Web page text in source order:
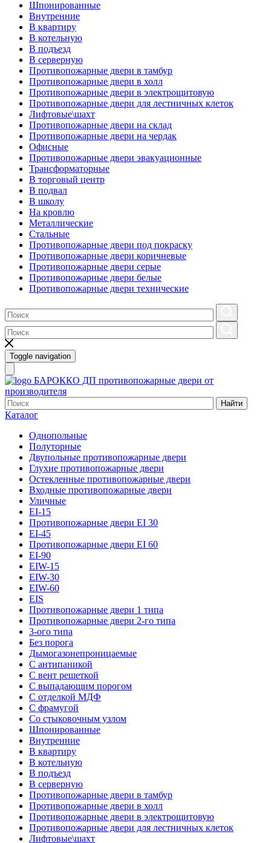
Шпонированные
Внутренние
В квартиру
В котельную
В подъезд
В серверную
Противопожарные двери в тамбур
Противопожарные двери в холл
Противопожарные двери в электрощитовую
Противопожарные двери для лестничных клеток
Лифтовые\шахт
Противопожарные двери на склад
Противопожарные двери на чердак
Офисные
Противопожарные двери эвакуационные
Трансформаторные
В торговый центр
В подвал
В школу
На кровлю
Металлические
Стальные
Противопожарные двери под покраску
Противопожарные двери коричневые
Противопожарные двери серые
Противопожарные двери белые
Противопожарные двери технические
Toggle navigation
БАРОККО ДП противопожарные двери от
производителя
Найти
Каталог
Однопольные
Полуторные
Двупольные противопожарные двери
Глухие противопожарные двери
Остекленные противопожарные двери
Входные противопожарные двери
Уличные
EI-15
Противопожарные двери EI 30
EI-45
Противопожарные двери EI 60
EI-90
EIW-15
EIW-30
EIW-60
EIS
Противопожарные двери 1 типа
Противопожарные двери 2-го типа
3-ого типа
Без порога
Дымогазонепроницаемые
С антипаникой
С вент решеткой
С выпадающим порогом
С отделкой МДФ
С фрамугой
Со стыковочным узлом
Шпонированные
Внутренние
В квартиру
В котельную
В подъезд
В серверную
Противопожарные двери в тамбур
Противопожарные двери в холл
Противопожарные двери в электрощитовую
Противопожарные двери для лестничных клеток
Лифтовые\шахт